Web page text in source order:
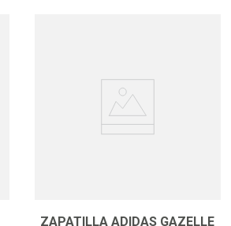
ZAPATILLA ADIDAS GAZELLE